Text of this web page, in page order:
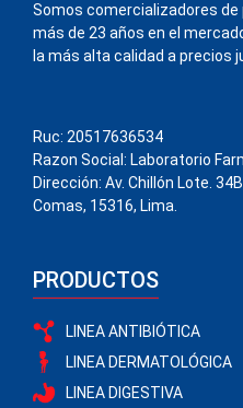
Somos comercializadores
más de 23 años en el
la más alta calidad a precios
Ruc: 20517636534
Razon Social: Laboratorio
Dirección: Av. Chillón Lote.
Comas, 15316, Lima.
PRODUCTOS
LINEA ANTIBIÓTICA
LINEA DERMATOLÓGICA
LINEA DIGESTIVA